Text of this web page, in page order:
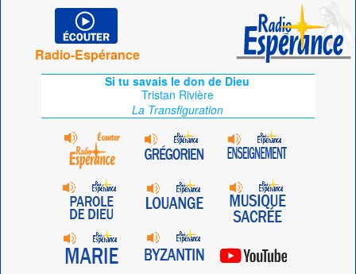
Radio-Espérance
Si tu savais le don de Dieu
Tristan Rivière
La Transfiguration